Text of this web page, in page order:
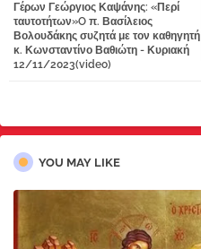
tter
Γέρων Γεώργιος Καψάνης: «Περί
ταυτοτήτων»O π. Βασίλειος
Βολουδάκης συζητά με τον καθηγητή
κ. Κωνσταντίνο Βαθιώτη - Κυριακή
12/11/2023(video)
YOU MAY LIKE